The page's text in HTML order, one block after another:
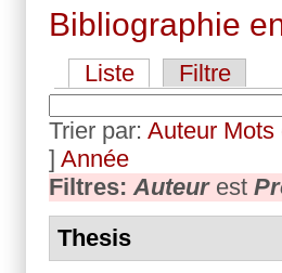
Bibliographie
Liste Filtre
Trier par: Auteur Mots
] Année
Filtres:Auteurest
Thesis